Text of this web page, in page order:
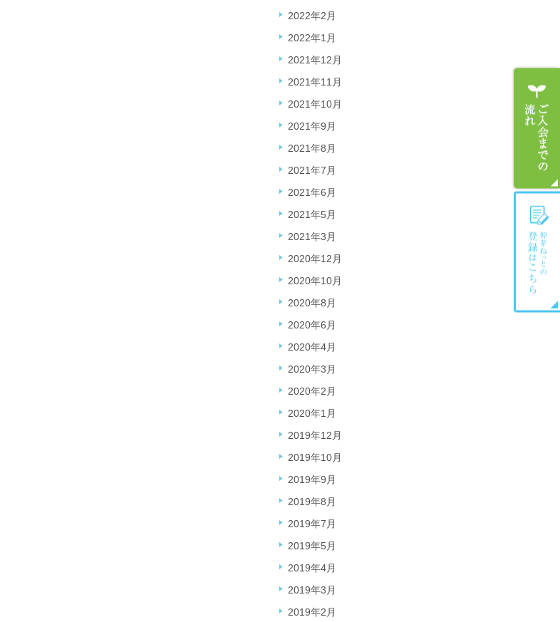
2022年2月
2022年1月
2021年12月
2021年11月
2021年10月
2021年9月
2021年8月
2021年7月
2021年6月
2021年5月
2021年3月
2020年12月
2020年10月
2020年8月
2020年6月
2020年4月
2020年3月
2020年2月
2020年1月
2019年12月
2019年10月
2019年9月
2019年8月
2019年7月
2019年5月
2019年4月
2019年3月
2019年2月